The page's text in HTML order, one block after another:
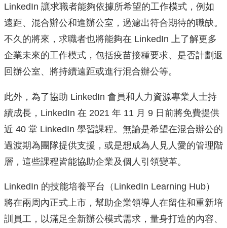
LinkedIn 讓求職者能夠依據所希望的工作模式，例如
遠距、混合辦公和進辦公室，過濾出符合期待的職缺。
不久的將來，求職者也將能夠在 LinkedIn 上了解更多
企業未來的工作模式，包括疫苗接種要求、是否計劃返
回辦公室、將持續遠距或進行混合辦公等。
此外，為了協助 LinkedIn 會員和人力資源專業人士持
續成長，LinkedIn 在 2021 年 11 月 9 日前將免費提供
近 40 堂 LinkedIn 學習課程。無論是希望在混合辦公的
過渡期為團隊提供支援，或是想成為人見人愛的管理階
層，這些課程皆能協助企業及個人引領變革。
LinkedIn 的技能培養平台（LinkedIn Learning Hub）
將在兩周內正式上市，幫助企業領導人在留住和重新培
訓員工，以滿足全新辦公模式需求，量身打造的內容、